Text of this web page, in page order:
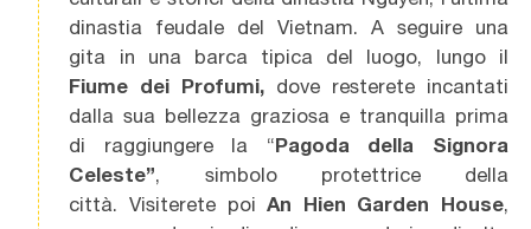
dinastia feudale del Vietnam. A seguire una
gita in una barca tipica del luogo, lungo il
Fiume dei Profumi, dove resterete incantati
dalla sua bellezza graziosa e tranquilla prima
di raggiungere la “Pagoda della Signora
Celeste”, simbolo protettrice della
città. Visiterete poiAn Hien Garden House,